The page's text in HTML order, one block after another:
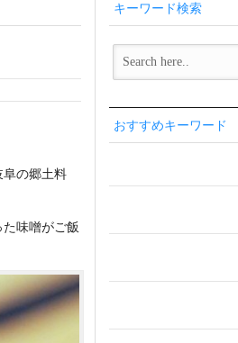
阜の郷土料
味噌がご飯
キーワード検索
おすすめキーワード